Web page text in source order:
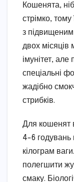
Кошенята,
стрімко,
з
двох місяців
імунітет,
спеціальні
жадібно
стрибків.
Для кошенят
4-6 годувань
кілограм
полегшити
смаку.